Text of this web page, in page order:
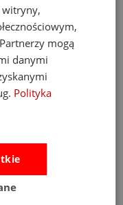
witryny,
mogą
danymi
Polityka